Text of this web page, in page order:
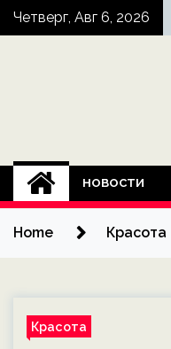
SkipЧетверг, Авг 6, 2026
НОВОСТИ
Home Красота
Красота